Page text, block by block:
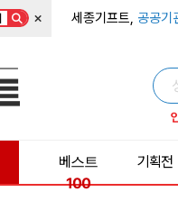
× 세종기프트, 공공기
베스트
100
기획전